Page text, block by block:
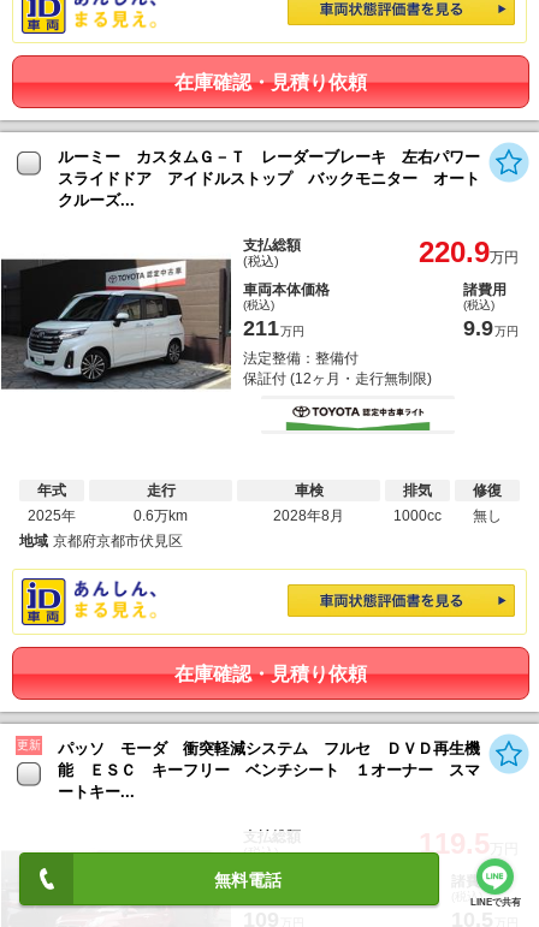
無料電話
LINEで共有
在庫確認・見積り依頼
ルーミー カスタムＧ－Ｔ レーダーブレーキ 左右パワー
スライドドア アイドルストップ バックモニター オート
クルーズ...
支払総額
(税込) 220.9万円
車両本体価格
(税込)
211万円
諸費用
(税込)
9.9万円
法定整備：整備付
保証付 (12ヶ月・走行無制限)
年式
2025年
走行
0.6万km
車検
2028年8月
排気
1000cc
修復
無し
地域 京都府京都市伏見区
在庫確認・見積り依頼
更新
パッソ モーダ 衝突軽減システム フルセ ＤＶＤ再生機
能 ＥＳＣ キーフリー ベンチシート １オーナー スマ
ートキー...
支払総額
(税込) 119.5
車両本体価格
諸費用
(税込)